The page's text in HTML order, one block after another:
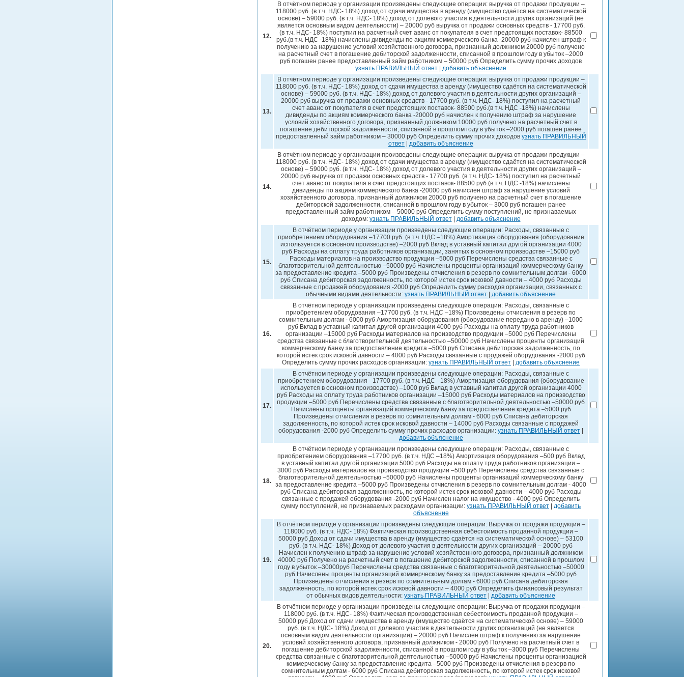
12.
В отчётном периоде у организации произведены следующие операции: выручка от продажи продукции –
118000 руб. (в т.ч. НДС- 18%) доход от сдачи имущества в аренду (имущество сдаётся на систематической
основе) – 59000 руб. (в т.ч. НДС- 18%) доход от долевого участия в деятельности других организаций (не
является основным видом деятельности) – 20000 руб выручка от продажи основных средств - 17700 руб.
(в т.ч. НДС- 18%) поступил на расчетный счет аванс от покупателя в счет предстоящих поставок- 88500
руб.(в т.ч. НДС -18%) начислены дивиденды по акциям коммерческого банка -20000 руб начислен штраф к
получению за нарушение условий хозяйственного договора, признанный должником 20000 руб получено
на расчетный счет в погашение дебиторской задолженности, списанной в прошлом году в убыток –2000
руб погашен ранее предоставленный займ работником – 50000 руб Определить сумму прочих доходов
узнать ПРАВИЛЬНЫЙ ответ
добавить объяснение
13.
В отчётном периоде у организации произведены следующие операции: выручка от продажи продукции –
118000 руб. (в т.ч. НДС- 18%) доход от сдачи имущества в аренду (имущество сдаётся на систематической
основе) – 59000 руб. (в т.ч. НДС- 18%) доход от долевого участия в деятельности других организаций –
20000 руб выручка от продажи основных средств - 17700 руб. (в т.ч. НДС- 18%) поступил на расчетный
счет аванс от покупателя в счет предстоящих поставок- 88500 руб.(в т.ч. НДС -18%) начислены
дивиденды по акциям коммерческого банка -20000 руб начислен к получению штраф за нарушение
условий хозяйственного договора, признанный должником 10000 руб получено на расчетный счет в
погашение дебиторской задолженности, списанной в прошлом году в убыток –2000 руб погашен ранее
предоставленный займ работником – 30000 руб Определить сумму прочих доходов узнать ПРАВИЛЬНЫЙ
ответ
добавить объяснение
14.
В отчётном периоде у организации произведены следующие операции: выручка от продажи продукции –
118000 руб. (в т.ч. НДС- 18%) доход от сдачи имущества в аренду (имущество сдаётся на систематической
основе) – 59000 руб. (в т.ч. НДС- 18%) доход от долевого участия в деятельности других организаций –
20000 руб выручка от продажи основных средств - 17700 руб. (в т.ч. НДС- 18%) поступил на расчетный
счет аванс от покупателя в счет предстоящих поставок- 88500 руб.(в т.ч. НДС -18%) начислены
дивиденды по акциям коммерческого банка -20000 руб начислен штраф за нарушение условий
хозяйственного договора, признанный должником 20000 руб получено на расчетный счет в погашение
дебиторской задолженности, списанной в прошлом году в убыток – 3000 руб погашен ранее
предоставленный займ работником – 50000 руб Определить сумму поступлений, не признаваемых
доходом: узнать ПРАВИЛЬНЫЙ ответ| добавить объяснение
15.
В отчётном периоде у организации произведены следующие операции: Расходы, связанные с
приобретением оборудования –17700 руб. (в т.ч. НДС –18%) Амортизация оборудования (оборудование
используется в основном производстве) –2000 руб Вклад в уставный капитал другой организации 4000
руб Расходы на оплату труда работников организации, занятых в основном производстве –15000 руб
Расходы материалов на производство продукции –5000 руб Перечислены средства связанные с
благотворительной деятельностью –50000 руб Начислены проценты организаций коммерческому банку
за предоставление кредита –5000 руб Произведены отчисления в резерв по сомнительным долгам - 6000
руб Списана дебиторская задолженность, по которой истек срок исковой давности – 4000 руб Расходы
связанные с продажей оборудования -2000 руб Определить сумму расходов организации, связанных с
обычными видами деятельности: узнать ПРАВИЛЬНЫЙ ответ добавить объяснение
16.
В отчётном периоде у организации произведены следующие операции: Расходы, связанные с
приобретением оборудования –17700 руб. (в т.ч. НДС –18%) Произведены отчисления в резерв по
сомнительным долгам - 6000 руб Амортизация оборудования (оборудование передано в аренду) –1000
руб Вклад в уставный капитал другой организации 4000 руб Расходы на оплату труда работников
организации –15000 руб Расходы материалов на производство продукции –5000 руб Перечислены
средства связанные с благотворительной деятельностью –50000 руб Начислены проценты организаций
коммерческому банку за предоставление кредита –5000 руб Списана дебиторская задолженность, по
которой истек срок исковой давности – 4000 руб Расходы связанные с продажей оборудования -2000 руб
Определить сумму прочих расходов организации: узнать ПРАВИЛЬНЫЙ ответ добавить объяснение
17.
В отчётном периоде у организации произведены следующие операции: Расходы, связанные с
приобретением оборудования –17700 руб. (в т.ч. НДС –18%) Амортизация оборудования (оборудование
используется в основном производстве) –1000 руб Вклад в уставный капитал другой организации 4000
руб Расходы на оплату труда работников организации –15000 руб Расходы материалов на производство
продукции –5000 руб Перечислены средства связанные с благотворительной деятельностью –50000 руб
Начислены проценты организаций коммерческому банку за предоставление кредита –5000 руб
Произведены отчисления в резерв по сомнительным долгам - 6000 руб Списана дебиторская
задолженность, по которой истек срок исковой давности – 14000 руб Расходы связанные с продажей
оборудования -2000 руб Определить сумму прочих расходов организации: узнать ПРАВИЛЬНЫЙ ответ
добавить объяснение
18.
В отчётном периоде у организации произведены следующие операции: Расходы, связанные с
приобретением оборудования –17700 руб. (в т.ч. НДС –18%) Амортизация оборудования –500 руб Вклад
в уставный капитал другой организации 5000 руб Расходы на оплату труда работников организации –
3000 руб Расходы материалов на производство продукции –500 руб Перечислены средства связанные с
благотворительной деятельностью –50000 руб Начислены проценты организаций коммерческому банку
за предоставление кредита –5000 руб Произведены отчисления в резерв по сомнительным долгам - 4000
руб Списана дебиторская задолженность, по которой истек срок исковой давности – 4000 руб Расходы
связанные с продажей оборудования -2000 руб Начислен налог на имущество - 4000 руб Определить
сумму поступлений, не признаваемых расходами организации: узнать ПРАВИЛЬНЫЙ ответ
добавить
объяснение
19.
В отчётном периоде у организации произведены следующие операции: Выручка от продажи продукции –
118000 руб. (в т.ч. НДС- 18%) Фактическая производственная себестоимость проданной продукции –
50000 руб Доход от сдачи имущества в аренду (имущество сдаётся на систематической основе) – 53100
руб. (в т.ч. НДС- 18%) Доход от долевого участия в деятельности других организаций – 20000 руб
Начислен к получению штраф за нарушение условий хозяйственного договора, признанный должником
40000 руб Получено на расчетный счет в погашение дебиторской задолженности, списанной в прошлом
году в убыток –30000руб Перечислены средства связанные с благотворительной деятельностью –50000
руб Начислены проценты организаций коммерческому банку за предоставление кредита –5000 руб
Произведены отчисления в резерв по сомнительным долгам - 6000 руб Списана дебиторская
задолженность, по которой истек срок исковой давности – 4000 руб Определить финансовый результат
от обычных видов деятельности: узнать ПРАВИЛЬНЫЙ ответ добавить объяснение
20.
В отчётном периоде у организации произведены следующие операции: Выручка от продажи продукции –
118000 руб. (в т.ч. НДС- 18%) Фактическая производственная себестоимость проданной продукции –
50000 руб Доход от сдачи имущества в аренду (имущество сдаётся на систематической основе) – 59000
руб. (в т.ч. НДС- 18%) Доход от долевого участия в деятельности других организаций (не является
основным видом деятельности организации) – 20000 руб Начислен штраф к получению за нарушение
условий хозяйственного договора, признанный должником - 20000 руб Получено на расчетный счет в
погашение дебиторской задолженности, списанной в прошлом году в убыток –3000 руб Перечислены
средства связанные с благотворительной деятельностью –50000 руб Начислены проценты организацией
коммерческому банку за предоставление кредита –5000 руб Произведены отчисления в резерв по
сомнительным долгам - 6000 руб Списана дебиторская задолженность, по которой истек срок исковой